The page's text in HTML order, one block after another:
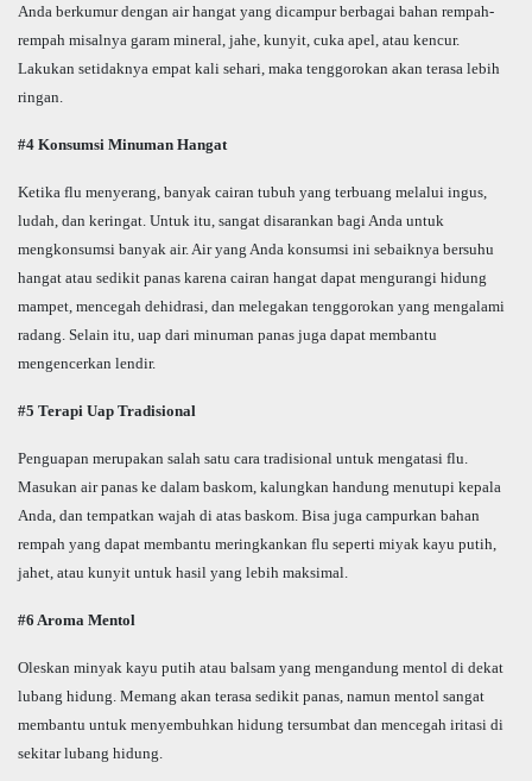
Anda berkumur dengan air hangat yang dicampur berbagai bahan rempah-
rempah misalnya garam mineral, jahe, kunyit, cuka apel, atau kencur.
Lakukan setidaknya empat kali sehari, maka tenggorokan akan terasa lebih
ringan.
#4 Konsumsi Minuman Hangat
Ketika flu menyerang, banyak cairan tubuh yang terbuang melalui ingus,
ludah, dan keringat. Untuk itu, sangat disarankan bagi Anda untuk
mengkonsumsi banyak air. Air yang Anda konsumsi ini sebaiknya bersuhu
hangat atau sedikit panas karena cairan hangat dapat mengurangi hidung
mampet, mencegah dehidrasi, dan melegakan tenggorokan yang mengalami
radang. Selain itu, uap dari minuman panas juga dapat membantu
mengencerkan lendir.
#5 Terapi Uap Tradisional
Penguapan merupakan salah satu cara tradisional untuk mengatasi flu.
Masukan air panas ke dalam baskom, kalungkan handung menutupi kepala
Anda, dan tempatkan wajah di atas baskom. Bisa juga campurkan bahan
rempah yang dapat membantu meringkankan flu seperti miyak kayu putih,
jahet, atau kunyit untuk hasil yang lebih maksimal.
#6 Aroma Mentol
Oleskan minyak kayu putih atau balsam yang mengandung mentol di dekat
lubang hidung. Memang akan terasa sedikit panas, namun mentol sangat
membantu untuk menyembuhkan hidung tersumbat dan mencegah iritasi di
sekitar lubang hidung.